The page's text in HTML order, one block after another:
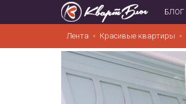
БЛОГ
Лента Красивые квартиры